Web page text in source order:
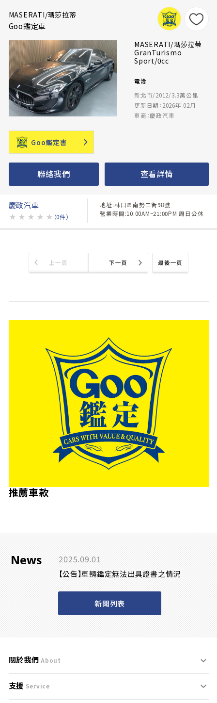
MASERATI/瑪莎拉蒂
Goo鑑定車
MASERATI/瑪莎拉蒂
GranTurismo
Sport/0cc
電洽
新北市/2012/3.3萬公里
更新日期：2026年 02月
車商：慶政汽車
Goo鑑定書
聯絡我們 查看詳情
慶政汽車
★ ★ ★ ★ ★ （0件）
地址:林口區南勢二街98號
營業時間:10:00AM~21:00PM 周日公休
最後一頁
上一頁 下一頁
推薦車款
News 2025.09.01
【公告】車輛鑑定無法出具證書之情況
新聞列表
關於我們 About
刊登規範
支援 Service